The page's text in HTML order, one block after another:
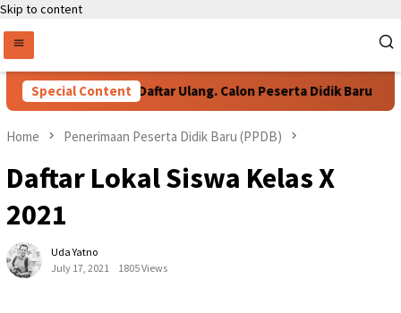
Skip to content
Special Content
Persyaratan Daftar Ulang. Calon Peserta Didik Baru
Home Penerimaan Peserta Didik Baru (PPDB)
Daftar Lokal Siswa Kelas X
2021
Uda Yatno
July 17, 2021
1805 Views